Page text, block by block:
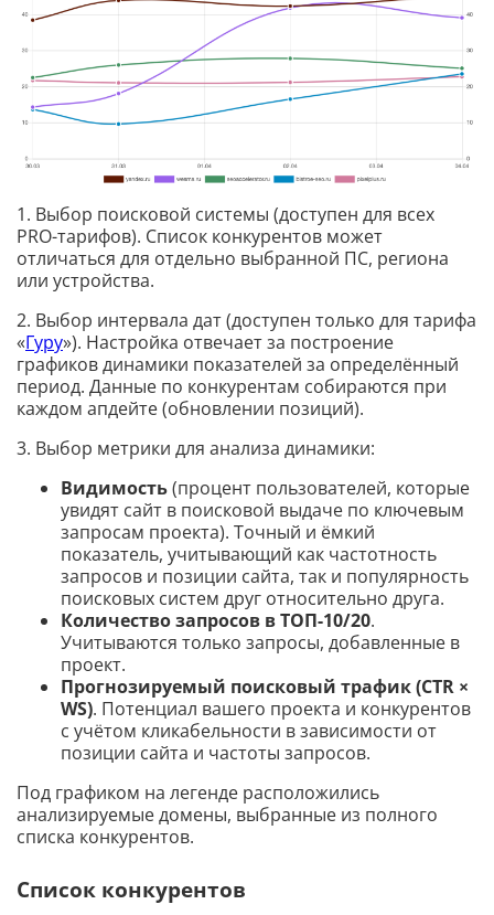
1. Выбор поисковой системы (доступен для всех
PRO-тарифов). Список конкурентов может
отличаться для отдельно выбранной ПС, региона
или устройства.
2. Выбор интервала дат (доступен только для тарифа
«Гуру»). Настройка отвечает за построение
графиков динамики показателей за определённый
период. Данные по конкурентам собираются при
каждом апдейте (обновлении позиций).
3. Выбор метрики для анализа динамики:
Видимость(процент пользователей, которые
увидят сайт в поисковой выдаче по ключевым
запросам проекта). Точный и ёмкий
показатель, учитывающий как частотность
запросов и позиции сайта, так и популярность
поисковых систем друг относительно друга.
Количество запросов в ТОП-10/20.
Учитываются только запросы, добавленные в
проект.
Прогнозируемый поисковый трафик (CTR ×
WS). Потенциал вашего проекта и конкурентов
с учётом кликабельности в зависимости от
позиции сайта и частоты запросов.
Под графиком на легенде расположились
анализируемые домены, выбранные из полного
списка конкурентов.
Список конкурентов